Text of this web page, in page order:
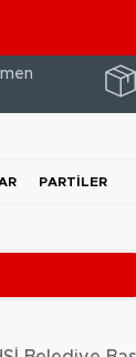
PARTILER